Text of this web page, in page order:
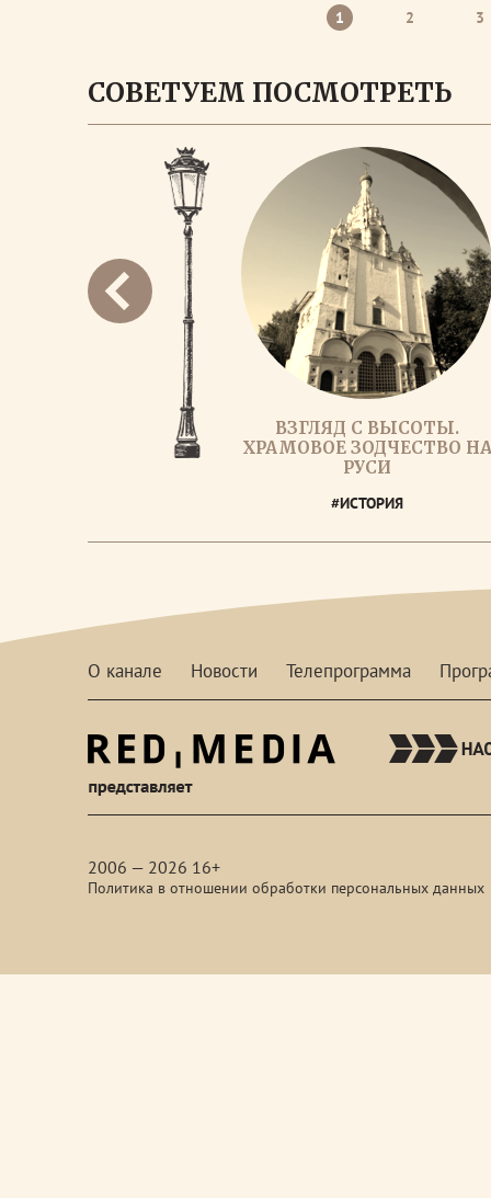
1 2 3
СОВЕТУЕМ ПОСМОТРЕТЬ
ВЗГЛЯД С ВЫСОТЫ.
ХРАМОВОЕ ЗОДЧЕСТВО
РУСИ
#ИСТОРИЯ
О канале Новости Телепрограмма
2006 — 2026 16+
Политика в отношении обработки персональных данных